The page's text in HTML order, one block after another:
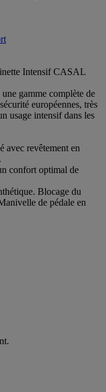
Intensif CASAL
gamme complète de
européennes, très
usage intensif dans les
avec revêtement en
confort optimal de
Blocage du
de pédale en